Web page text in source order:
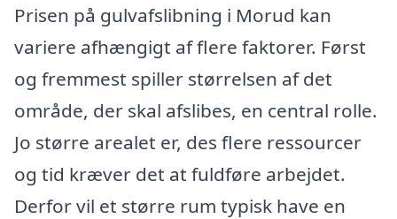
Prisen på gulvafslibning i Morud kan
variere afhængigt af flere faktorer. Først
og fremmest spiller størrelsen af det
område, der skal afslibes, en central rolle.
Jo større arealet er, des flere ressourcer
og tid kræver det at fuldføre arbejdet.
Derfor vil et større rum typisk have en